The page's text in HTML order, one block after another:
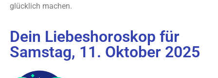
glücklich machen.
Dein Liebeshoroskop für
Samstag, 11. Oktober 2025